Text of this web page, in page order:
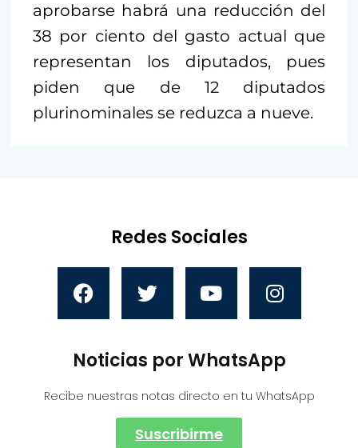
aprobarse habrá una reducción del
38 por ciento del gasto actual que
representan los diputados, pues
piden que de 12 diputados
plurinominales se reduzca a nueve.
Redes Sociales
Noticias por WhatsApp
Recibe nuestras notas directo en tu WhatsApp
Suscribirme